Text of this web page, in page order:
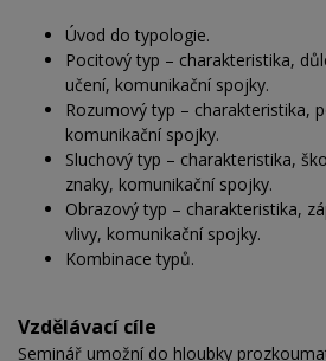
Úvod do typologie.
Pocitový typ – charakteristika,
učení, komunikační spojky.
Rozumový typ – charakteristika,
komunikační spojky.
Sluchový typ – charakteristika,
znaky, komunikační spojky.
Obrazový typ – charakteristika,
vlivy, komunikační spojky.
Kombinace typů.
Vzdělávací cíle
Seminář umožní do hloubky